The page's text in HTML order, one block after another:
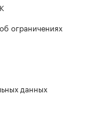
ограничениях
данных